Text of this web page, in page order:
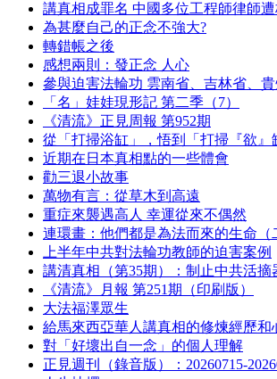
講真相成罪名 中國多位工程師律師遭
為甚麼自己的正念不強大?
轉錯帳之後
感想兩則：發正念 人心
參與迫害法輪功 雲南省、吉林省、
「名」娃娃現形記 第二季（7）
《清流》正見周報 第952期
從「打掃浴缸」，悟到「打掃『欲』
近期在日本真相點的一些體會
勸三退小故事
萬物有言：從草木到高遠
重症來襲遇高人 幸運從來不偶然
連環畫：他們都是為法而來的生命（
上半年中共對法輪功教師的迫害案例
講清真相（第35期）：制止中共活摘
《清流》月報 第251期（印刷版）
大法福澤眾生
給馬來西亞華人講真相的修煉經歷和
對「好壞出自一念」的個人理解
正見週刊（錄音版）：20260715-